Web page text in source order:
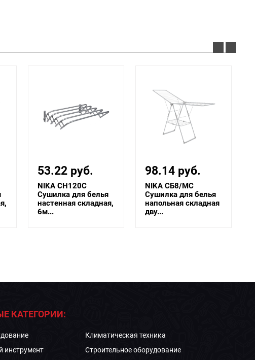
53.22 руб.
NIKA СН120С
Сушилка для белья
настенная складная,
6м...
98.14 руб.
NIKA СБ8/МС
Сушилка для белья
напольная складная
дву...
КАТЕГОРИИ:
инструмент
Климатическая техника
Строительное оборудование